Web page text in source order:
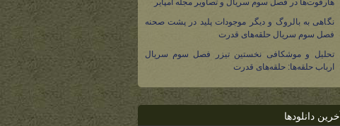
هارفوت‌ها در فصل سوم سریال و تصاویر مجله امپایر
نگاهی به بالروگ و دیگر موجودات پلید در پشت صحنه
فصل سوم سریال حلقه‌های قدرت
تحلیل و موشکافی نخستین تیزر فصل سوم سریال
ارباب حلقه‌ها: حلقه‌های قدرت
آخرین دانلودها